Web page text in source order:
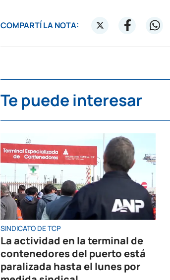
COMPARTÍ LA NOTA:
Te puede interesar
SINDICATO DE TCP
La actividad en la terminal de
contenedores del puerto está
paralizada hasta el lunes por